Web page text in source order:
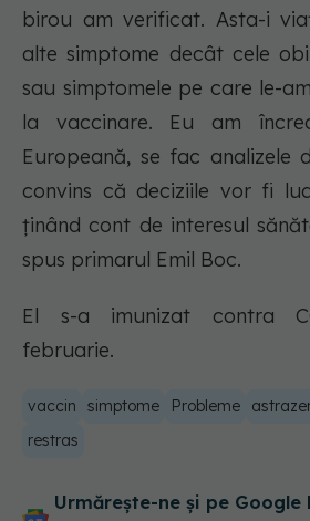
birou am verificat. Asta-i
alte simptome decât cele
sau simptomele pe care le-
la vaccinare. Eu am
Europeană, se fac analizele
convins că deciziile vor fi
ținând cont de interesul
spus primarul Emil Boc.
El s-a imunizat contra
februarie.
vaccin simptome Probleme
restras
Urmărește-ne și pe Google